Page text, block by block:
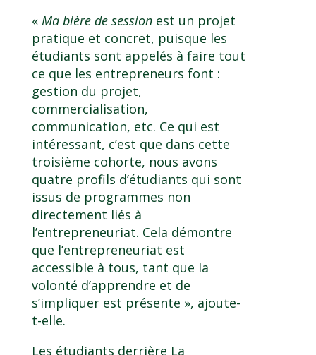
« Ma bière de sessionest un projet
pratique et concret, puisque les
étudiants sont appelés à faire tout
ce que les entrepreneurs font :
gestion du projet,
commercialisation,
communication, etc. Ce qui est
intéressant, c’est que dans cette
troisième cohorte, nous avons
quatre profils d’étudiants qui sont
issus de programmes non
directement liés à
l’entrepreneuriat. Cela démontre
que l’entrepreneuriat est
accessible à tous, tant que la
volonté d’apprendre et de
s’impliquer est présente », ajoute-
t-elle.
Les étudiants derrière La